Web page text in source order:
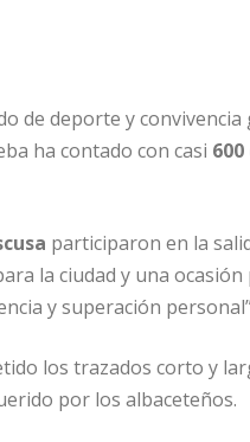
de deporte y convivencia
ha contado con casi
participaron en la
la ciudad y una
y superación
los trazados corto y
por los albaceteños.